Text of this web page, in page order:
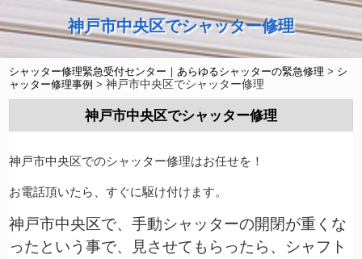
神戸市中央区でシャッター修理
シャッター修理緊急受付センター｜あらゆるシャッターの緊急修理 > シ
ャッター修理事例 >神戸市中央区でシャッター修理
神戸市中央区でシャッター修理
神戸市中央区でのシャッター修理はお任せを！
お電話頂いたら、すぐに駆け付けます。
神戸市中央区で、手動シャッターの開閉が重くな
ったという事で、見させてもらったら、シャフト